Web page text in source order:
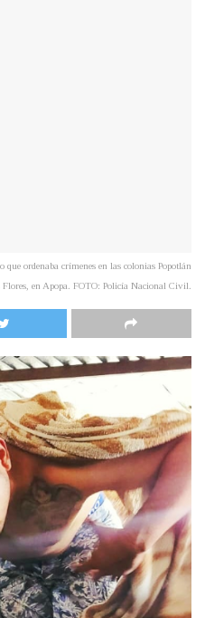
ordenaba crímenes en las colonias Popotlán
Flores, en Apopa. FOTO: Policía Nacional Civil.